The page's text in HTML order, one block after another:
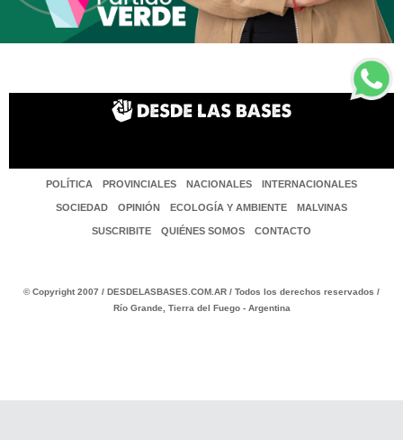
POLÍTICA PROVINCIALES NACIONALES INTERNACIONALES
SOCIEDAD OPINIÓN ECOLOGÍA Y AMBIENTE MALVINAS
SUSCRIBITE QUIÉNES SOMOS CONTACTO
© Copyright 2007 / DESDELASBASES.COM.AR / Todos los derechos reservados /
Río Grande, Tierra del Fuego - Argentina